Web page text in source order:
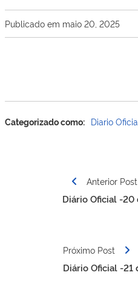
Publicado em maio 20, 2025
Categorizado como: Diario
Navegação
Anterior Post
Diário Oficial -
Próximo Post
Diário Oficial -21